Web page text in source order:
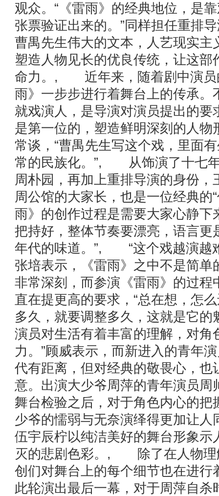
观众。“《雷雨》的经典地位，是
张票验证出来的。”同样担任重排
曹禺先生伟大的文本，人艺现实主
塑造人物见长的优良传统，让这部
命力。, 近年来，随着剧中演员
雨》一步步进行着舞台上的传承。
就戏演人，是导演对演员提出的要
是第一位的，塑造鲜明深刻的人物
常谈，“曹禺先生写这个戏，里面
常的民族化。”, 从饰演了十七
周朴园，再加上重排导演的身份，
周公馆的大家长，也是一位经典的
雨》的创作过程是需要大家心静下
把持好，整体节奏要漂亮，语言更
年代的味道。”, “这个戏越演越
张培表示，《雷雨》之中不是简单
非常深刻，而参演《雷雨》的过程
直在提更高的要求，“总在想，怎
多久，就要调整多久，这就是它
演员对生活有着丰富的理解，对角
力。”顾威表示，而新进入的青年
代有距离，但对经典的敬畏心，也
意。出演大少爷周萍的青年演员周
舞台检验之后，对于角色内心的把
少爷的懦弱与无奈演绎得更加让人
伍宇辰柠以纯洁美好的舞台形象示
灭的悲剧色彩。, 除了在人物理
创们对舞台上的每个细节也在进行
此轮演出最后一幕，对于周萍自杀